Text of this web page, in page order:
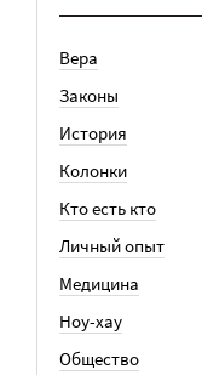
Вера
Законы
История
Колонки
Кто есть кто
Личный опыт
Медицина
Ноу-хау
Общество